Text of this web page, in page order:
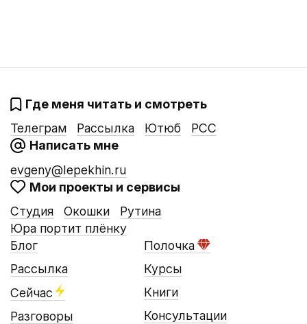
Где меня читать и смотреть
Телеграм
Рассылка Ютюб
РСС
Написать мне
evgeny@lepekhin.ru
Мои проекты и сервисы
Студия
Окошки
Юра портит плёнку
Рутина
Блог
Рассылка
Сейчас
Разговоры
Полочка
Курсы
Книги
Консультации